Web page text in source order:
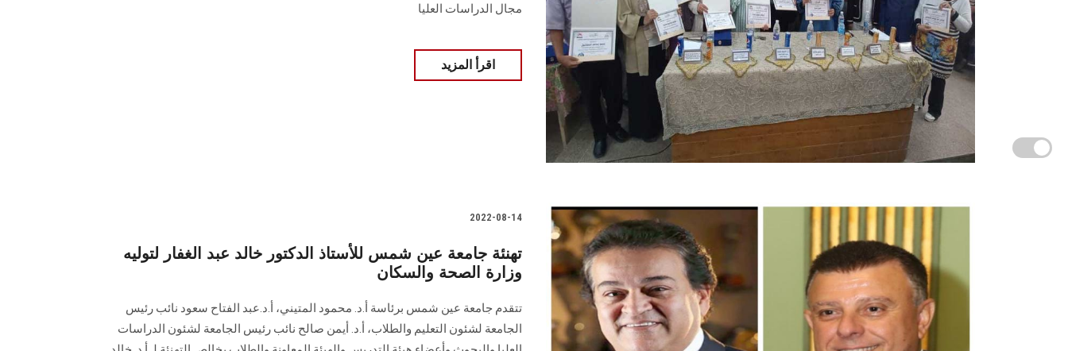
مجال الدراسات العليا
اقرأ المزيد
2022-08-14
تهنئة جامعة عين شمس للأستاذ الدكتور خالد عبد الغفار لتوليه
وزارة الصحة والسكان
تتقدم جامعة عين شمس برئاسة أ.د. محمود المتيني، أ.د.عبد الفتاح سعود نائب رئيس
الجامعة لشئون التعليم والطلاب، أ.د. أيمن صالح نائب رئيس الجامعة لشئون الدراسات